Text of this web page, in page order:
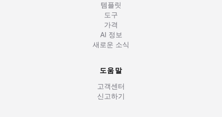
템플릿
도구
가격
AI 정보
새로운 소식
도움말
고객센터
신고하기